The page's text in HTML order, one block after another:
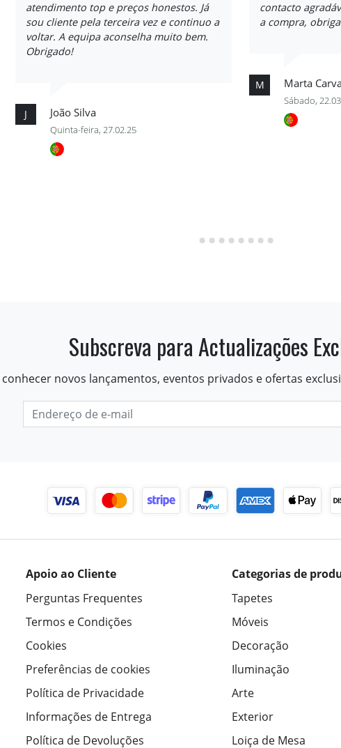
atendimento top e preços honestos. Já
sou cliente pela terceira vez e continuo a
voltar. A equipa aconselha muito bem.
Obrigado!
J João Silva
Quinta-feira, 27.02.25
contacto
a compra,
M Marta
Sábado,
Subscreva para Actualizações
novos lançamentos, eventos privados e ofertas
Apoio ao Cliente
Perguntas Frequentes
Termos e Condições
Cookies
Preferências de cookies
Política de Privacidade
Informações de Entrega
Política de Devoluções
Categorias de
Tapetes
Móveis
Decoração
Iluminação
Arte
Exterior
Loiça de Mesa